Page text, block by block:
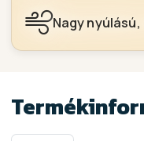
Nagy